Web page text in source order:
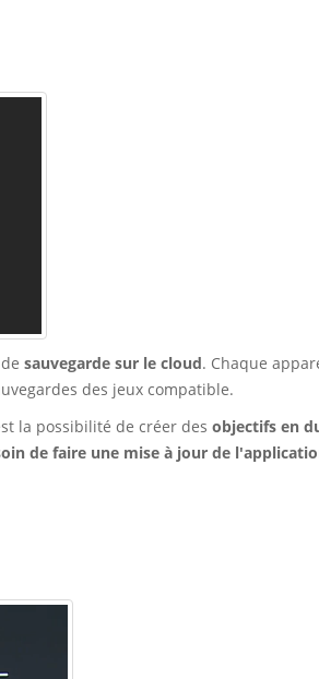
sauvegarde sur le cloud. Chaque
des jeux compatible.
la possibilité de créer des objectifs en
de faire une mise à jour de